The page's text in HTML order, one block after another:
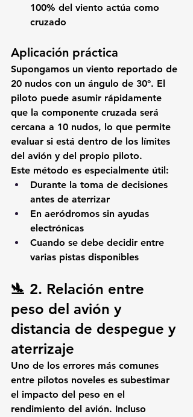
100% del viento actúa como
cruzado
Aplicación práctica
Supongamos un viento reportado de
20 nudos con un ángulo de 30°. El
piloto puede asumir rápidamente
que la componente cruzada será
cercana a 10 nudos, lo que permite
evaluar si está dentro de los límites
del avión y del propio piloto.
Este método es especialmente útil:
Durante la toma de decisiones
antes de aterrizar
En aeródromos sin ayudas
electrónicas
Cuando se debe decidir entre
varias pistas disponibles
🛬 2. Relación entre
peso del avión y
distancia de despegue y
aterrizaje
Uno de los errores más comunes
entre pilotos noveles es subestimar
el impacto del peso en el
rendimiento del avión. Incluso